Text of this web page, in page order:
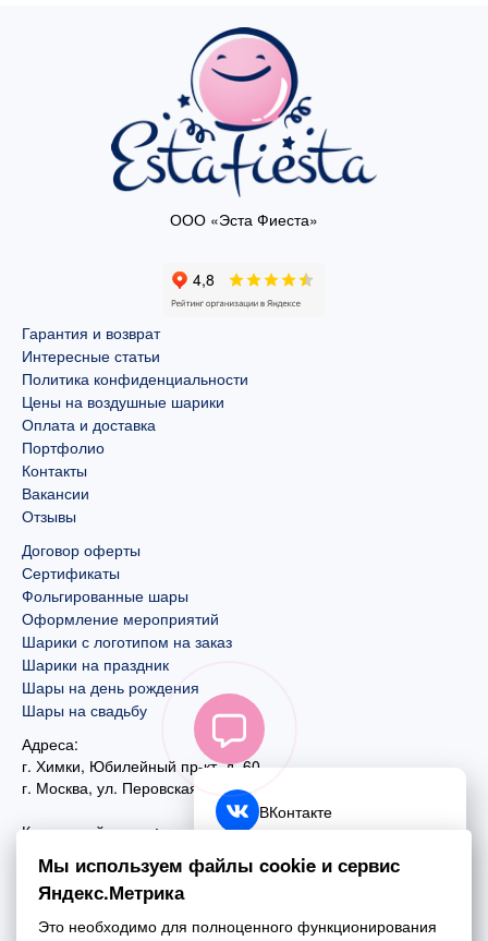
ООО «Эста Фиеста»
Гарантия и возврат
Интересные статьи
Политика конфиденциальности
Цены на воздушные шарики
Оплата и доставка
Портфолио
Контакты
Вакансии
Отзывы
Договор оферты
Сертификаты
Фольгированные шары
Оформление мероприятий
Шарики с логотипом на заказ
Шарики на праздник
Шары на день рождения
Шары на свадьбу
Адреса:
г. Химки, Юбилейный пр-кт, д. 60
г. Москва, ул. Перовская, д. 59
Контактный номер:
+7 (495) 970-44-75
Почта:
ВКонтакте
Telegram
Мы используем файлы cookie и сервис
Яндекс.Метрика
Это необходимо для полноценного функционирования